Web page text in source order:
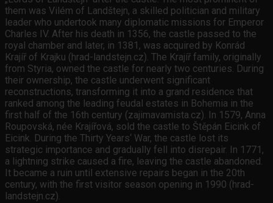
them was Vilém of Landštejn, a skilled politician and military
leader who undertook many diplomatic missions for Emperor
Charles IV. After his death in 1356, the castle passed to the
royal chamber and later, in 1381, was acquired by Konrád
Krajíř of Krajku (hrad-landstejn.cz). The Krajíř family, originally
from Styria, owned the castle for nearly two centuries. During
their ownership, the castle underwent significant
reconstructions, transforming it into a grand residence that
ranked among the leading feudal estates in Bohemia in the
first half of the 16th century (zajimavamista.cz). In 1579, Anna
Roupovská, née Krajířová, sold the castle to Štěpán Eicink of
Eicink. During the Thirty Years‘ War, the castle lost its
strategic importance and gradually fell into disrepair. In 1771,
a lightning strike caused a fire, leaving the castle abandoned.
It became a ruin until extensive repairs began in the 20th
century, with the first visitor season opening in 1990 (hrad-
landstejn.cz).